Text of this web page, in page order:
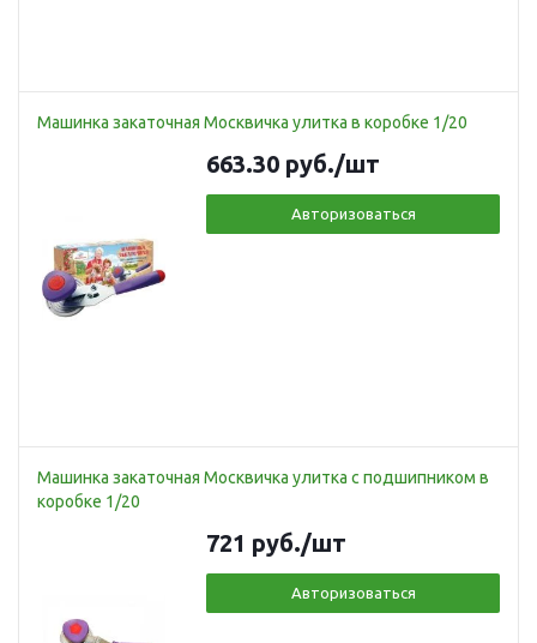
Машинка закаточная Москвичка улитка в коробке 1/20
663.30 руб./шт
Авторизоваться
Машинка закаточная Москвичка улитка с подшипником в
коробке 1/20
721 руб./шт
Авторизоваться